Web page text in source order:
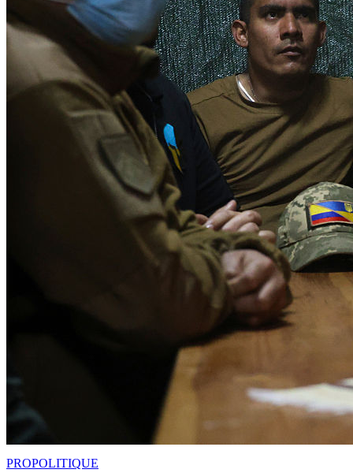
PROPOLITIQUE